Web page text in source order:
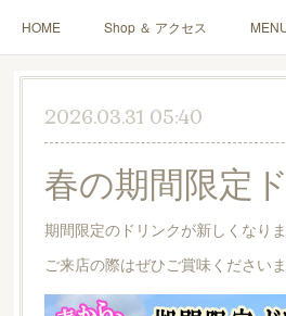
HOME Shop ＆ アクセス
Blog Q＆A ご寄付・雑貨販売
2026.03.31 05:40
春の期間限定
期間限定のドリンクが新しくなりま
ご来店の際はぜひご賞味くださいま